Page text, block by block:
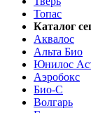
Топас
Каталог
Аквалос
Альта Био
Юнилос
Аэробокс
Био-С
Волгарь